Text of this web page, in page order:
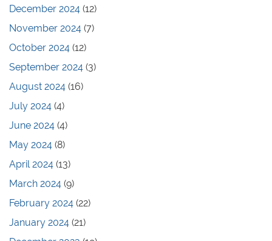
December 2024 (12)
November 2024 (7)
October 2024 (12)
September 2024 (3)
August 2024 (16)
July 2024 (4)
June 2024 (4)
May 2024 (8)
April 2024 (13)
March 2024 (9)
February 2024 (22)
January 2024 (21)